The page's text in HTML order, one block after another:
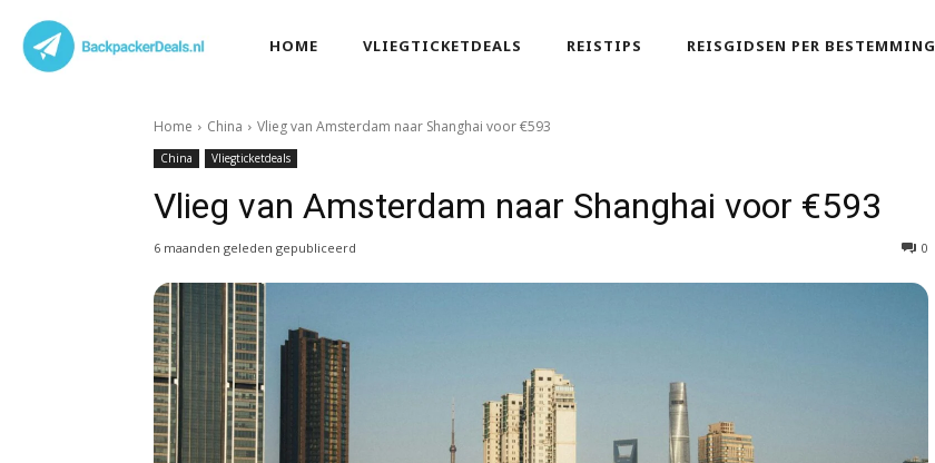
HOME VLIEGTICKETDEALS REISTIPS REISGIDSEN PER BESTEMMING
Home China Vlieg van Amsterdam naar Shanghai voor €593
China Vliegticketdeals
Vlieg van Amsterdam naar Shanghai voor €593
6 maanden geleden gepubliceerd 0